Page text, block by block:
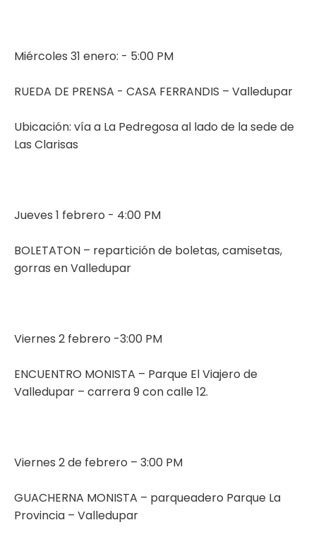
Miércoles 31 enero: - 5:00 PM
RUEDA DE PRENSA - CASA FERRANDIS – Valledupar
Ubicación: vía a La Pedregosa al lado de la sede de
Las Clarisas
Jueves 1 febrero - 4:00 PM
BOLETATON – repartición de boletas, camisetas,
gorras en Valledupar
Viernes 2 febrero -3:00 PM
ENCUENTRO MONISTA – Parque El Viajero de
Valledupar – carrera 9 con calle 12.
Viernes 2 de febrero – 3:00 PM
GUACHERNA MONISTA – parqueadero Parque La
Provincia – Valledupar